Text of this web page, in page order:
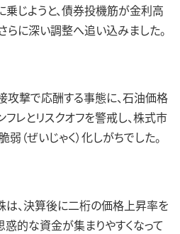
乗じようと、債券投機筋が金利高
らに深い調整へ追い込みました。
攻撃で応酬する事態に、石油価格
レとリスクオフを警戒し、株式市
（ぜいじゃく）化しがちでした。
、決算後に二桁の価格上昇率を
惑的な資金が集まりやすくなって